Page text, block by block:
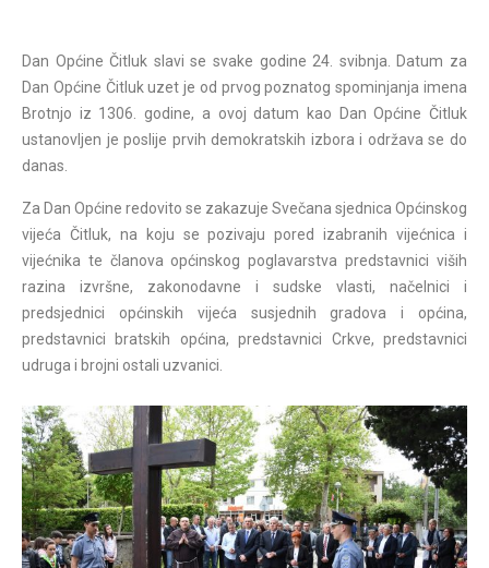
Dan Općine Čitluk slavi se svake godine 24. svibnja. Datum za
Dan Općine Čitluk uzet je od prvog poznatog spominjanja imena
Brotnjo iz 1306. godine, a ovoj datum kao Dan Općine Čitluk
ustanovljen je poslije prvih demokratskih izbora i održava se do
danas.
Za Dan Općine redovito se zakazuje Svečana sjednica Općinskog
vijeća Čitluk, na koju se pozivaju pored izabranih vijećnica i
vijećnika te članova općinskog poglavarstva predstavnici viših
razina izvršne, zakonodavne i sudske vlasti, načelnici i
predsjednici općinskih vijeća susjednih gradova i općina,
predstavnici bratskih općina, predstavnici Crkve, predstavnici
udruga i brojni ostali uzvanici.